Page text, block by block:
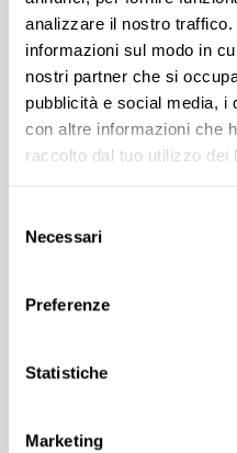
analizzare il nostro
informazioni sul modo in
nostri partner che si
pubblicità e social media, i
con altre informazioni che
raccolto dal tuo utilizzo dei
delNecessari
Preferenze
Statistiche
Marketing
227T Appenzell